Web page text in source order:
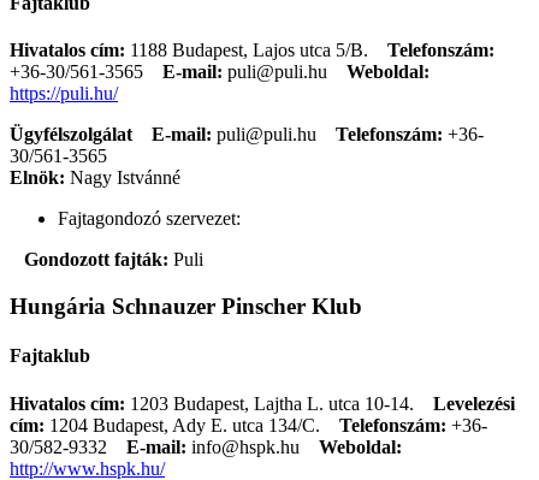
Hivatalos cím: 1188 Budapest, Lajos utca 5/B. Telefonszám:
+36-30/561-3565
E-mail: puli@puli.hu
Weboldal:
https://puli.hu/
Ügyfélszolgálat
E-mail: puli@puli.hu Telefonszám: +36-
30/561-3565
Elnök: Nagy Istvánné
Fajtagondozó szervezet:
Gondozott fajták: Puli
Hungária Schnauzer Pinscher Klub
Fajtaklub
Hivatalos cím: 1203 Budapest, Lajtha L. utca 10-14. Levelezési
cím: 1204 Budapest, Ady E. utca 134/C. Telefonszám: +36-
30/582-9332
E-mail: info@hspk.hu
Weboldal:
http://www.hspk.hu/